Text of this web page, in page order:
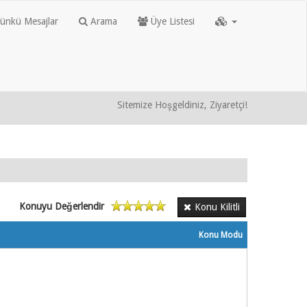
Mesajlar Arama Üye Listesi
Sitemize Hoşgeldiniz, Ziyaretçi!
Konu Kilitli
Konuyu Değerlendir
Konu Modu